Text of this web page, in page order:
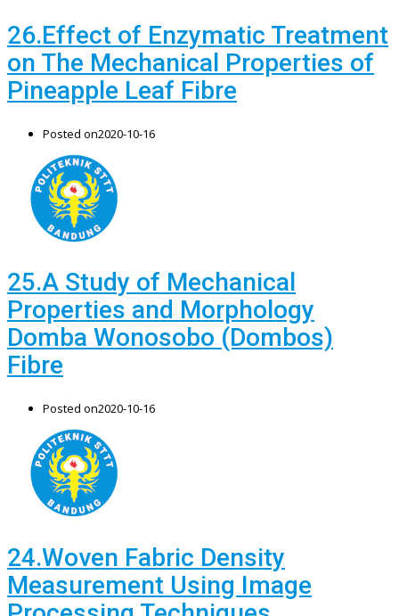
26.Effect of Enzymatic Treatment
on The Mechanical Properties of
Pineapple Leaf Fibre
Posted on2020-10-16
25.A Study of Mechanical
Properties and Morphology
Domba Wonosobo (Dombos)
Fibre
Posted on2020-10-16
24.Woven Fabric Density
Measurement Using Image